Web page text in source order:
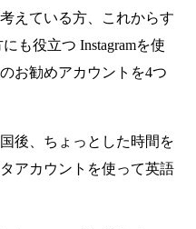
えている方、これからす
も役立つ Instagramを使
お勧めアカウントを4つ
後、ちょっとした時間を
アカウントを使って英語